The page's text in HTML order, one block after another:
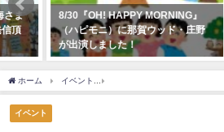
8/30『OH! HAPPY MORNING』
（ハピモニ）に那賀ウッド・庄野
が出演しました！
徳島
レ」
2018
ホーム イベント
イベント